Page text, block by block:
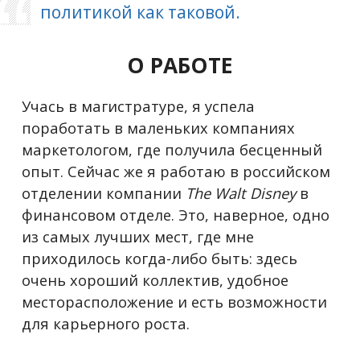
политикой как таковой.
О РАБОТЕ
Учась в магистратуре, я успела
поработать в маленьких компаниях
маркетологом, где получила бесценный
опыт. Сейчас же я работаю в российском
отделении компании The Walt Disney в
финансовом отделе. Это, наверное, одно
из самых лучших мест, где мне
приходилось когда-либо быть: здесь
очень хороший коллектив, удобное
месторасположение и есть возможности
для карьерного роста.